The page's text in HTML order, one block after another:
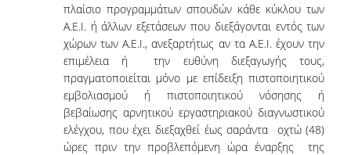
ALUMNI
GRADUATES OF THE DEPARTMENT
JOB LISTINGS
GRADUATE PROSPECTS
πλαίσιο προγραμμάτων σπουδών κάθε κύκλου των
Α.Ε.Ι. ή άλλων εξετάσεων που διεξάγονται εντός των
χώρων των Α.Ε.Ι., ανεξαρτήτως αν τα Α.Ε.Ι. έχουν την
επιμέλεια ή την ευθύνη διεξαγωγής τους,
πραγματοποιείται μόνο με επίδειξη πιστοποιητικού
εμβολιασμού ή πιστοποιητικού νόσησης ή
βεβαίωσης αρνητικού εργαστηριακού διαγνωστικού
ελέγχου, που έχει διεξαχθεί έως σαράντα οχτώ (48)
ώρες πριν την προβλεπόμενη ώρα έναρξης της